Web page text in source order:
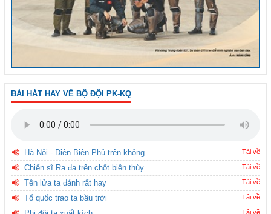
BÀI HÁT HAY VỀ BỘ ĐỘI PK-KQ
Hà Nội - Điện Biên Phủ trên không Tải về
Chiến sĩ Ra đa trên chốt biên thùy Tải về
Tên lửa ta đánh rất hay Tải về
Tổ quốc trao ta bầu trời Tải về
Tải về